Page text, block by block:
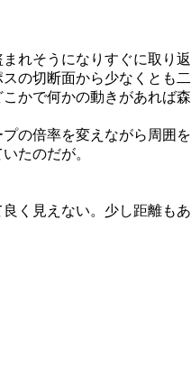
れそうになりすぐに取り返
の切断面から少なくとも二
かで何かの動きがあれば森
の倍率を変えながら周囲を
たのだが。
く見えない。少し距離もあ